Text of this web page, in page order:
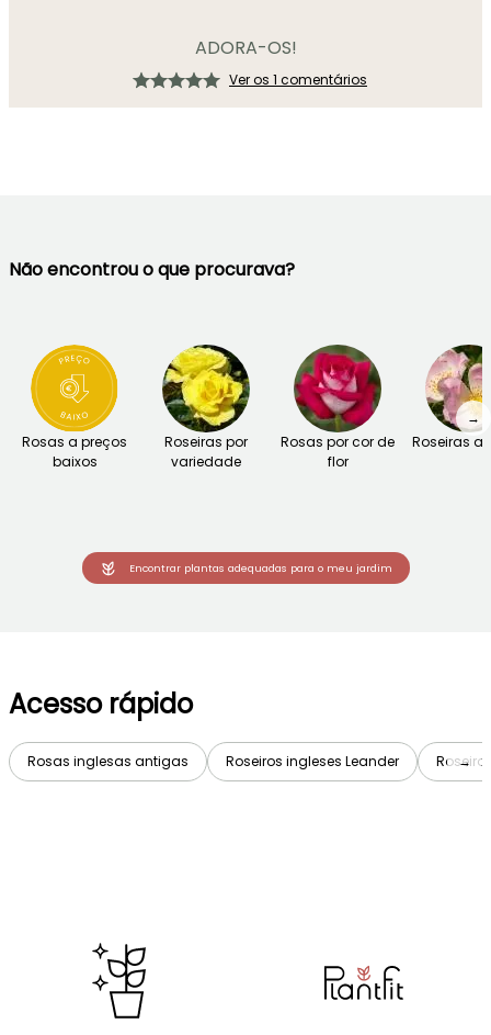
ADORA-OS!
Ver os 1 comentários
Não encontrou o que procurava?
Rosas a preços
baixos
Roseiras por
variedade
Rosas por cor de
flor
Roseiras
→
Encontrar plantas adequadas para o meu jardim
Acesso rápido
Rosas inglesas antigas Roseiros ingleses Leander →